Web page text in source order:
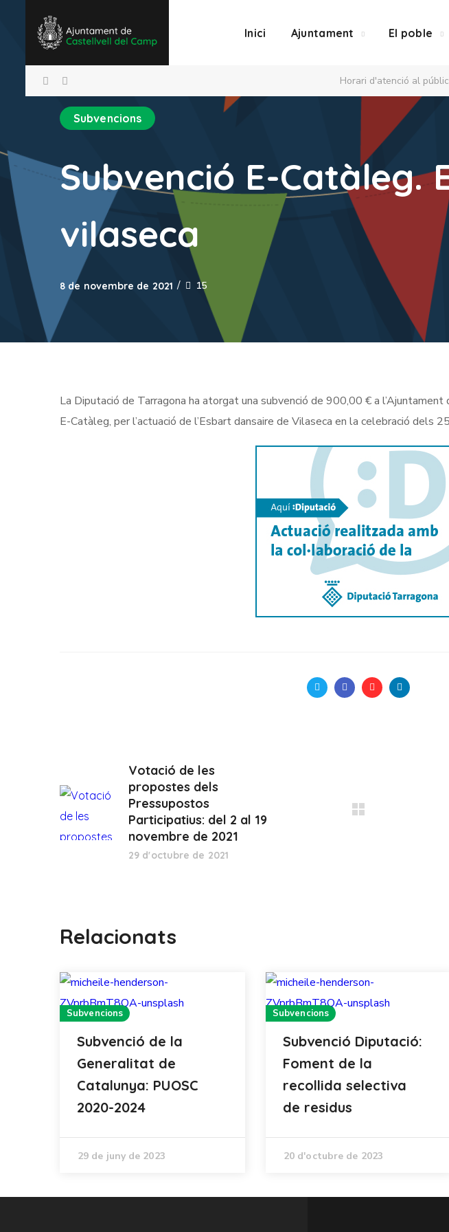
Inici Ajuntament El poble
Horari d'atenció al
Subvencions
Subvenció E-Catàleg.
vilaseca
8 de novembre de 2021 15
La Diputació de Tarragona ha atorgat una subvenció de 900,00 € a
E-Catàleg, per l’actuació de l’Esbart dansaire de Vilaseca en la celebració dels
Votació de les
propostes dels
Pressupostos
Participatius: del 2 al 19
novembre de 2021
29 d'octubre de 2021
Relacionats
Subvencions
Subvenció de la
Generalitat de
Catalunya: PUOSC
2020-2024
29 de juny de 2023
Subvencions
Subvenció Diputació:
Foment de la
recollida selectiva
de residus
20 d'octubre de 2023